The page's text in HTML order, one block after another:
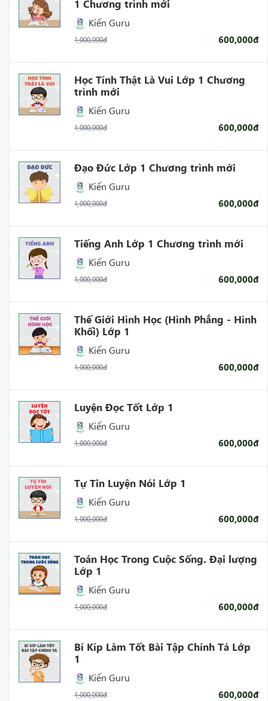
1 Chương trình mới
Kiến Guru
1,000,000đ 600,000đ
Học Tính Thật Là Vui Lớp 1 Chương
trình mới
Kiến Guru
1,000,000đ 600,000đ
Đạo Đức Lớp 1 Chương trình mới
Kiến Guru
1,000,000đ 600,000đ
Tiếng Anh Lớp 1 Chương trình mới
Kiến Guru
1,000,000đ 600,000đ
Thế Giới Hình Học (Hình Phẳng - Hình
Khối) Lớp 1
Kiến Guru
1,000,000đ 600,000đ
Luyện Đọc Tốt Lớp 1
Kiến Guru
1,000,000đ 600,000đ
Tự Tin Luyện Nói Lớp 1
Kiến Guru
1,000,000đ 600,000đ
Toán Học Trong Cuộc Sống. Đại lượng
Lớp 1
Kiến Guru
1,000,000đ 600,000đ
Bí Kíp Làm Tốt Bài Tập Chính Tả Lớp
1
Kiến Guru
1,000,000đ 600,000đ